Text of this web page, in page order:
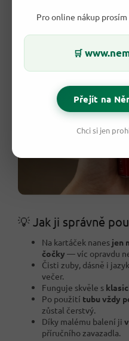
Pro online nákup
🛒
Přejít na
💡 Jak ji správně
Na kartáček nanes jen
čočky — víc opravdu
Čisti zuby, dásně i jazyk
večer.
Funguje skvěle s
Po použití tubu vždy
zůstal čerstvý.
Díky malému balení ji
příručního zavazadla.